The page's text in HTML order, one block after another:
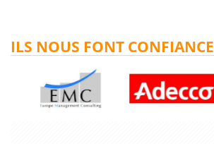
ILS NOUS FONT CONFIANCE